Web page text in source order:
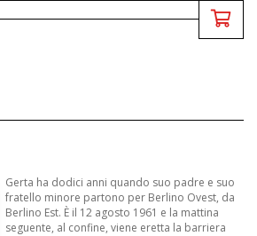
Gerta ha dodici anni quando suo padre e suo
fratello minore partono per Berlino Ovest, da
Berlino Est. È il 12 agosto 1961 e la mattina
seguente, al confine, viene eretta la barriera